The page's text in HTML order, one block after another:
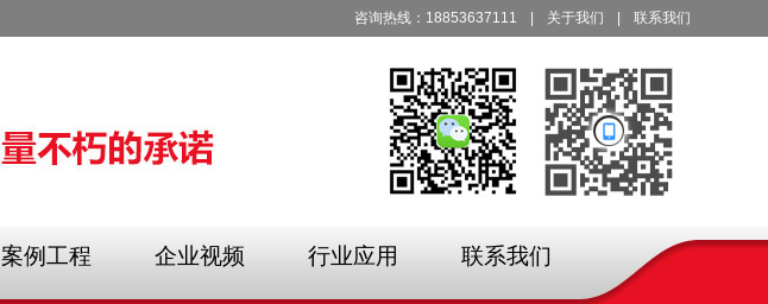
咨询热线：18853637111 关于我们 联系我们
案例工程 企业视频 行业应用 联系我们